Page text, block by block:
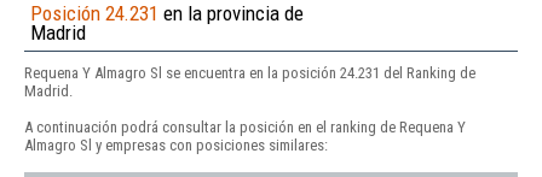
Posición 24.231 en la provincia de
Madrid
Requena Y Almagro Sl se encuentra en la posición 24.231 del Ranking de
Madrid.
A continuación podrá consultar la posición en el ranking de Requena Y
Almagro Sl y empresas con posiciones similares: